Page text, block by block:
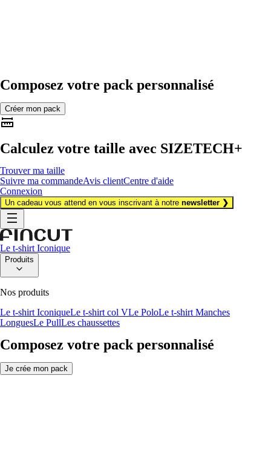
Composez votre pack personnalisé
Créer mon pack
Calculez votre taille avec SIZETECH+
Trouver ma taille
Suivre ma commandeAvis clientCentre d'aide
Connexion
Un cadeau vous attend en vous inscrivant à notre newsletter ❯
Le t-shirt Iconique
Produits
Nos produits
Le t-shirt IconiqueLe t-shirt col VLe PoloLe t-shirt Manches
LonguesLe PullLes chaussettes
Composez votre pack personnalisé
Je crée mon pack